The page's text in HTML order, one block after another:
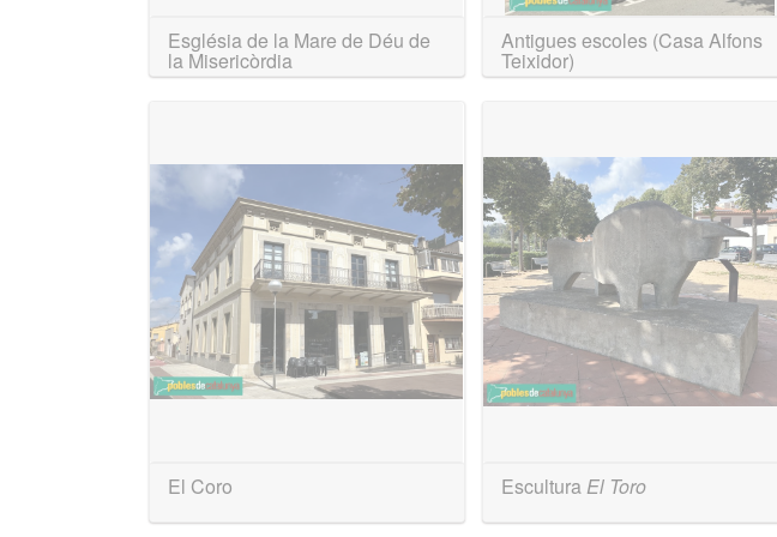
Església de la Mare de Déu de
la Misericòrdia
El Coro
Antigues escoles (Casa Alfons
Teixidor)
EsculturaEl Toro